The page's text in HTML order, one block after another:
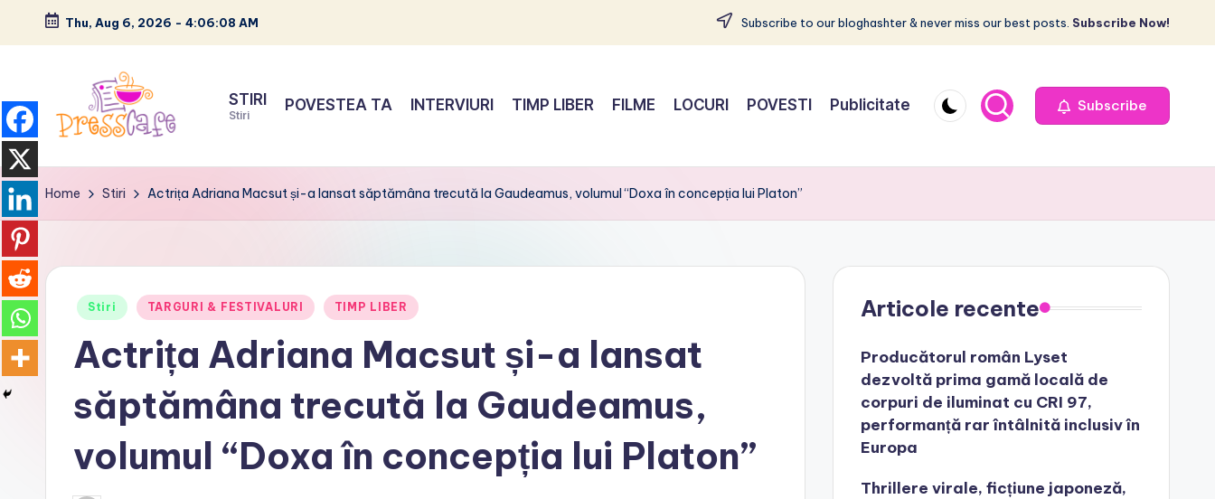
Skip
content
Thu, Aug 6, 2026 - 4:06:09 AM Subscribe to our bloghashter & never miss our best posts. Subscribe Now!
P
r
s
experientelor
urbane
STIRI
Stiri
POVESTEA TA INTERVIURI TIMP LIBER FILME LOCURI POVESTI Publicitate Subscribe
Home Stiri Actrița Adriana Macsut și-a lansat săptămâna trecută la Gaudeamus, volumul “Doxa în concepția lui Platon”
Posted
Stiri TARGURI & FESTIVALURI TIMP LIBER
Actrița Adriana Macsut și-a lansat
săptămâna trecută la Gaudeamus,
volumul “Doxa în concepția lui Platon”
Articole recente
Producătorul român Lyset
dezvoltă prima gamă locală de
corpuri de iluminat cu CRI 97,
performanță rar întâlnită inclusiv în
Europa
Thrillere virale, ficțiune japoneză,